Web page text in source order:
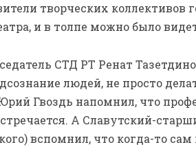
творческих коллективов
и в толпе можно было
СТД РТ Ренат
людей, не просто
Гвоздь напомнил, что
А Славутский-
вспомнил, что когда-то